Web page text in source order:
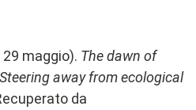
29 maggio). The dawn of
away from ecological
da